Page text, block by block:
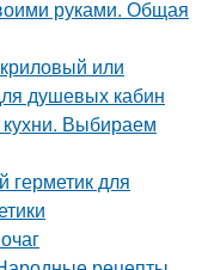
руками. Общая
или
душевых кабин
кухни. Выбираем
герметик для